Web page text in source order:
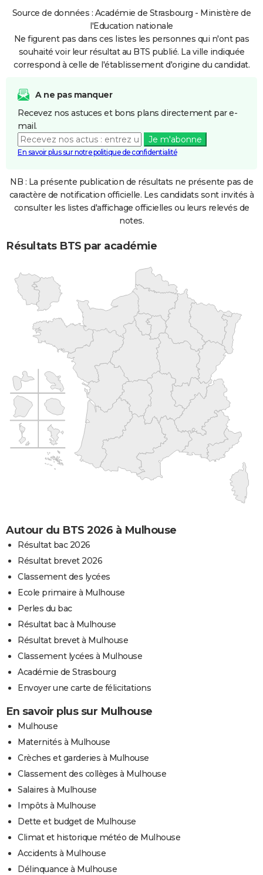
Source de données : Académie de Strasbourg - Ministère de
l'Education nationale
Ne figurent pas dans ces listes les personnes qui n'ont pas
souhaité voir leur résultat au BTS publié. La ville indiquée
correspond à celle de l'établissement d'origine du candidat.
A ne pas manquer
Recevez nos astuces et bons plans directement par e-
mail.
Je m'abonne
En savoir plus sur notre politique de confidentialité
NB : La présente publication de résultats ne présente pas de
caractère de notification officielle. Les candidats sont invités à
consulter les listes d'affichage officielles ou leurs relevés de
notes.
Résultats BTS par académie
Autour du BTS 2026 à Mulhouse
Résultat bac 2026
Résultat brevet 2026
Classement des lycées
Ecole primaire à Mulhouse
Perles du bac
Résultat bac à Mulhouse
Résultat brevet à Mulhouse
Classement lycées à Mulhouse
Académie de Strasbourg
Envoyer une carte de félicitations
En savoir plus sur Mulhouse
Mulhouse
Maternités à Mulhouse
Crèches et garderies à Mulhouse
Classement des collèges à Mulhouse
Salaires à Mulhouse
Impôts à Mulhouse
Dette et budget de Mulhouse
Climat et historique météo de Mulhouse
Accidents à Mulhouse
Délinquance à Mulhouse